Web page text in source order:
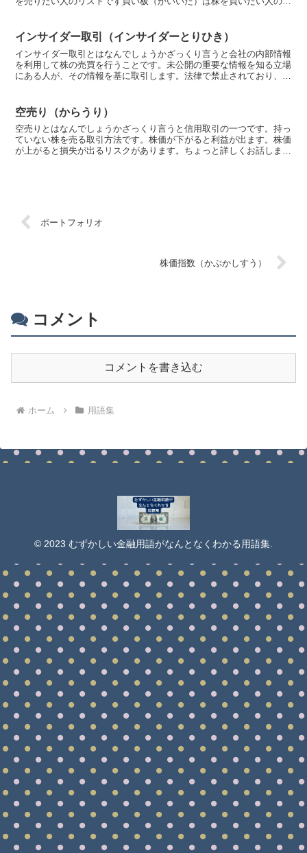
インサイダー取引（インサイダーとりひき）
インサイダー取引とはなんでしょうかざっくり言うと会社の内部情報
を利用して株の売買を行うことです。未公開の重要な情報を知る立場
にある人が、その情報を基に取引します。法律で禁止されており、違
空売り（からうり）
空売りとはなんでしょうかざっくり言うと信用取引の一つです。持っ
ていない株を売る取引方法です。株価が下がると利益が出ます。株価
が上がると損失が出るリスクがあります。ちょっと詳しくお話します
ポートフォリオ
株価指数（かぶかしすう）
コメント
コメントを書き込む
ホーム 用語集
© 2023 むずかしい金融用語がなんとなくわかる用語集.